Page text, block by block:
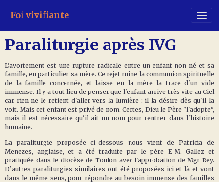
Foi vivifiante
Paraliturgie après IVG
L'avortement est une rupture radicale entre un enfant non-né et sa
famille, en particulier sa mère. Ce rejet ruine la communion spirituelle
de la famille concernée, et laisse en la mère la trace d'un vide
immense. Il y a tout lieu de penser que l'enfant arrive très vite au Ciel
car rien ne le retient d'aller vers la lumière : il la désire dès qu'il la
voit. Mais cet enfant est privé de nom. Certes, Dieu le Père "l'adopte",
mais il est nécessaire qu'il ait un nom pour rentrer dans l'histoire
humaine.
La paraliturgie proposée ci-dessous nous vient de Patricia de
Menezes, anglaise, et a été traduite par le père E-M. Gallez et
pratiquée dans le diocèse de Toulon avec l'approbation de Mgr Rey.
D’autres paraliturgies similaires ont été proposées ici et là et vont
dans le même sens, pour répondre au besoin immense des familles